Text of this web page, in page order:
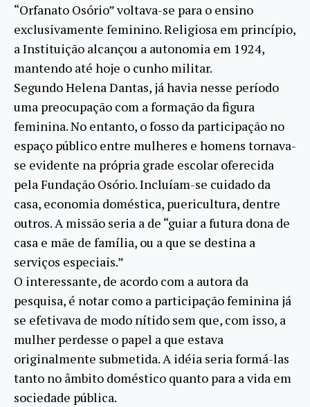
“Orfanato Osório” voltava-se para o ensino
exclusivamente feminino. Religiosa em princípio,
a Instituição alcançou a autonomia em 1924,
mantendo até hoje o cunho militar.
Segundo Helena Dantas, já havia nesse período
uma preocupação com a formação da figura
feminina. No entanto, o fosso da participação no
espaço público entre mulheres e homens tornava-
se evidente na própria grade escolar oferecida
pela Fundação Osório. Incluíam-se cuidado da
casa, economia doméstica, puericultura, dentre
outros. A missão seria a de “guiar a futura dona de
casa e mãe de família, ou a que se destina a
serviços especiais.”
O interessante, de acordo com a autora da
pesquisa, é notar como a participação feminina já
se efetivava de modo nítido sem que, com isso, a
mulher perdesse o papel a que estava
originalmente submetida. A idéia seria formá-las
tanto no âmbito doméstico quanto para a vida em
sociedade pública.